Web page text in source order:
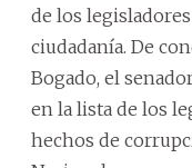
de los
ciudadanía. De
Bogado, el
en la lista de los
hechos de